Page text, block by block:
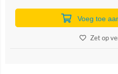
Voeg toe
Zet op